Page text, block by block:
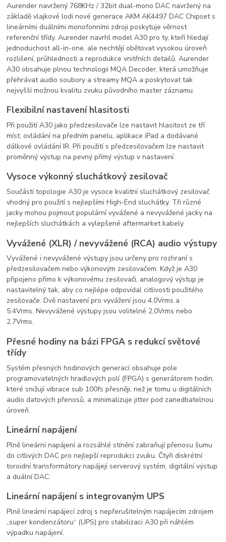
Aurender navržený 768KHz / 32bit dual-mono DAC navržený na
základě vlajkové lodi nové generace AKM AK4497 DAC Chipset s
lineárními duálními monofonními zdroji poskytuje věrnost
referenční třídy. Aurender navrhl model A30 pro ty, kteří hledají
jednoduchost all-in-one, ale nechtějí obětovat vysokou úroveň
rozlišení, průhlednosti a reprodukce vnitřních detailů. Aurender
A30 obsahuje plnou technologii MQA Decoder, která umožňuje
přehrávat audio soubory a streamy MQA a poskytovat tak
nejvyšší možnou kvalitu zvuku původního master záznamu.
Flexibilní nastavení hlasitosti
Při použití A30 jako předzesilovače lze nastavit hlasitost ze tří
míst; ovládání na předním panelu, aplikace iPad a dodávané
dálkové ovládání IR. Při použití s ​​předzesilovačem lze nastavit
proměnný výstup na pevný přímý výstup v nastavení.
Vysoce výkonný sluchátkový zesilovač
Součástí topologie A30 je vysoce kvalitní sluchátkový zesilovač
vhodný pro použití s ​​nejlepšími High-End sluchátky. Tři různé
jacky mohou pojmout populární vyvážené a nevyvážené jacky na
nejlepších sluchátkách a vylepšené aftermarket kabely.
Vyvážené (XLR) / nevyvážené (RCA) audio výstupy
Vyvážené i nevyvážené výstupy jsou určeny pro rozhraní s
předzesilovačem nebo výkonovým zesilovačem. Když je A30
připojeno přímo k výkonovému zesilovači, analogový výstup je
nastavitelný tak, aby co nejlépe odpovídal citlivosti použitého
zesilovače. Dvě nastavení pro vyvážení jsou 4.0Vrms a
5.4Vrms. Nevyvážené výstupy jsou volitelné 2,0Vrms nebo
2.7Vrms.
Přesné hodiny na bázi FPGA s redukcí světové
třídy
Systém přesných hodinových generací obsahuje pole
programovatelných hradlových polí (FPGA) s generátorem hodin,
které snižují vibrace sub 100fs přesněji, než je tomu u digitálních
audio datových přenosů, a minimalizuje jitter pod zanedbatelnou
úroveň.
Lineární napájení
Plně lineární napájení a rozsáhlé stínění zabraňují přenosu šumu
do citlivých DAC pro nejlepší reprodukci zvuku. Čtyři diskrétní
toroidní transformátory napájejí serverový systém, digitální výstup
a duální DAC.
Lineární napájení s integrovaným UPS
Plně lineární napájecí zdroj s nepřerušitelným napájecím zdrojem
„super kondenzátoru“ (UPS) pro stabilizaci A30 při náhlém
výpadku napájení.